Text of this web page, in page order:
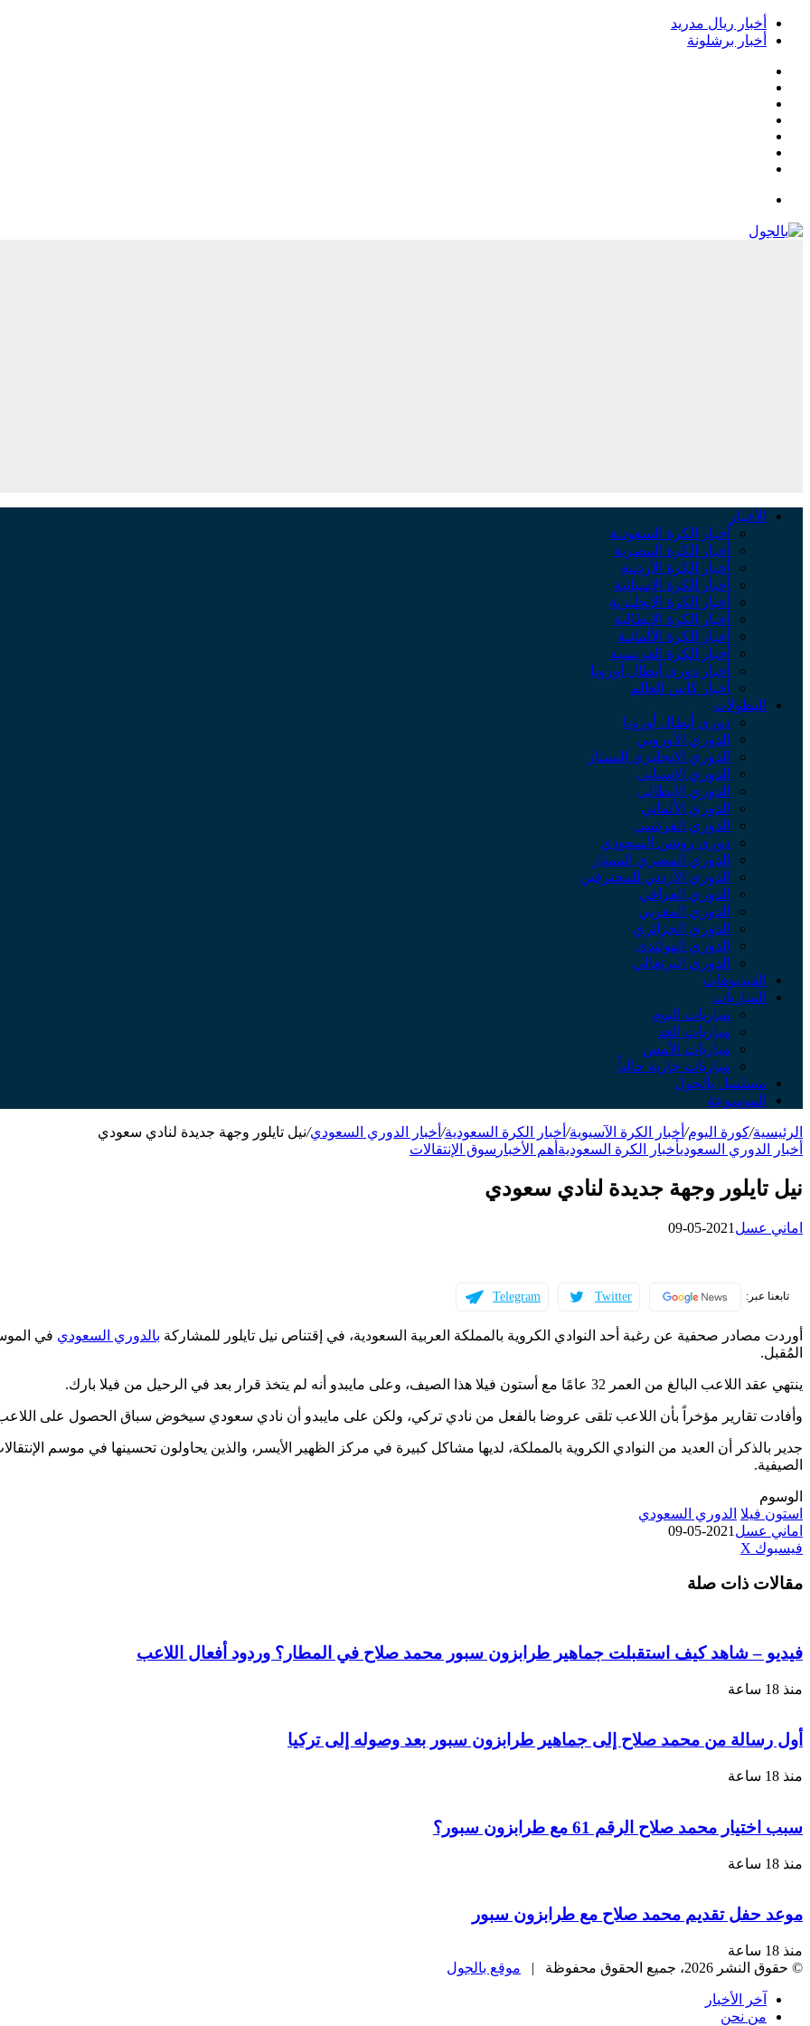
أخبار ريال مدريد
أخبار برشلونة
الأخبار
أخبار الكرة السعودية
أخبار الكرة المصرية
أخبار الكرة الأردنية
أخبار الكرة الإسبانية
أخبار الكرة الإنجليزية
أخبار الكرة الإيطالية
أخبار الكرة الألمانية
أخبار الكرة الفرنسية
أخبار دوري أبطال أوروبا
أخبار كأس العالم
البطولات
دوري أبطال أوروبا
الدوري الأوروبي
الدوري الإنجليزي الممتاز
الدوري الإسباني
الدوري الإيطالي
الدوري الألماني
الدوري الفرنسي
دوري روشن السعودي
الدوري المصري الممتاز
الدوري الأردني للمحترفين
الدوري العراقي
الدوري المغربي
الدوري الجزائري
الدوري الهولندي
الدوري البرتغالي
الفيديوهات
المباريات
مباريات اليوم
مباريات الغد
مباريات الأمس
مباريات جارية حالياً
مسلسل بالجول
الموسوعة
الرئيسية/كورة اليوم/ أخبار الكرة الآسيوية/ أخبار الكرة السعودية/ أخبار الدوري السعودي/نيل تايلور وجهة جديدة لنادي سعودي
أخبار الدوري السعوديأخبار الكرة السعودية أهم الأخبار سوق الإنتقالات
نيل تايلور وجهة جديدة لنادي سعودي
اماني عسل 2021-05-09
تابعنا عبر: Twitter
Telegram
أوردت مصادر صحفية عن رغبة أحد النوادي الكروية بالمملكة العربية السعودية، في إقتناص نيل تايلور للمشاركة بالدوري السعودي في
المُقبل.
ينتهي عقد اللاعب البالغ من العمر 32 عامًا مع أستون فيلا هذا الصيف، وعلى مايبدو أنه لم يتخذ قرار بعد في الرحيل من فيلا بارك.
وأفادت تقارير مؤخراً بأن اللاعب تلقى عروضا بالفعل من نادي تركي، ولكن على مايبدو أن نادي سعودي سيخوض سباق الحصول على
جدير بالذكر أن العديد من النوادي الكروية بالمملكة، لديها مشاكل كبيرة في مركز الظهير الأيسر، والذين يحاولون تحسينها في موسم
الصيفية.
الوسوم
استون فيلا الدوري السعودي
اماني عسل 2021-05-09
فيسبوك ‫X
البريد
مقالات ذات صلة
فيديو – شاهد كيف استقبلت جماهير طرابزون سبور محمد صلاح في المطار؟ وردود أفعال اللاعب
منذ 18 ساعة
أول رسالة من محمد صلاح إلى جماهير طرابزون سبور بعد وصوله إلى تركيا
منذ 18 ساعة
سبب اختيار محمد صلاح الرقم 61 مع طرابزون سبور؟
منذ 18 ساعة
موعد حفل تقديم محمد صلاح مع طرابزون سبور
منذ 18 ساعة
© حقوق النشر 2026، جميع الحقوق محفوظة |
موقع بالجول
آخر الأخبار
من نحن